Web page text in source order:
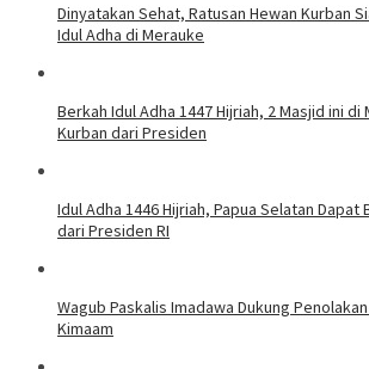
Dinyatakan Sehat, Ratusan Hewan Kurban
Idul Adha di Merauke
Berkah Idul Adha 1447 Hijriah, 2 Masjid ini di
Kurban dari Presiden
Idul Adha 1446 Hijriah, Papua Selatan Dapat
dari Presiden RI
Wagub Paskalis Imadawa Dukung
Kimaam